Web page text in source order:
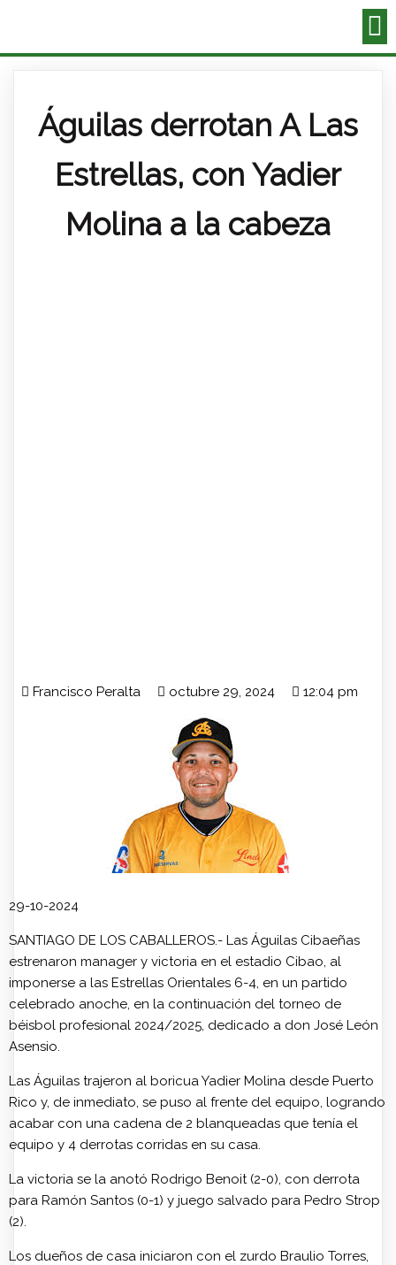
Águilas derrotan A Las
Estrellas, con Yadier
Molina a la cabeza
Francisco Peralta octubre 29, 2024 12:04 pm
29-10-2024
SANTIAGO DE LOS CABALLEROS.- Las Águilas Cibaeñas
estrenaron manager y victoria en el estadio Cibao, al
imponerse a las Estrellas Orientales 6-4, en un partido
celebrado anoche, en la continuación del torneo de
béisbol profesional 2024/2025, dedicado a don José León
Asensio.
Las Águilas trajeron al boricua Yadier Molina desde Puerto
Rico y, de inmediato, se puso al frente del equipo, logrando
acabar con una cadena de 2 blanqueadas que tenía el
equipo y 4 derrotas corridas en su casa.
La victoria se la anotó Rodrigo Benoit (2-0), con derrota
para Ramón Santos (0-1) y juego salvado para Pedro Strop
(2).
Los dueños de casa iniciaron con el zurdo Braulio Torres,